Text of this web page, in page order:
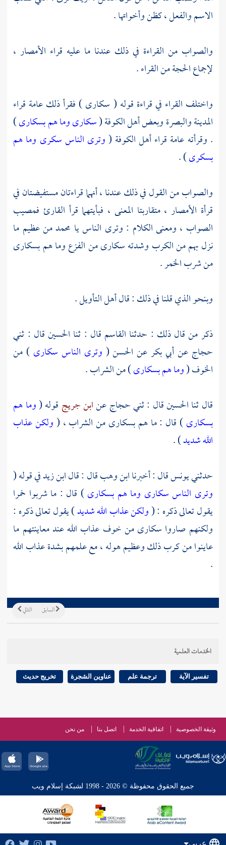
الاسم والفعل ، كظن وأخواتها .
والصواب من القراءة في ذلك عندنا ما عليه قراء الأمصار ،
لإجماع الحجة من القراء .
واختلف القراء في قراءة قوله ( سكارى ) فقرأ ذلك عامة قراء
المدينةوالبصرةوبعضأهل الكوفة(سكارى وما هم بسكارى)
. وقرأته عامة قراء أهل الكوفة (وترى الناس سكرى وما هم
بسكرى) .
والصواب من القول في ذلك عندنا ، أنهما قراءتان مستفيضتان في
قرأة الأمصار ، متقاربتا المعنى ، فبأيتهما قرأ القارئ فمصيب
الصواب ، ومعنى الكلام : وترى الناس يا محمد من عظيم ما
نزل بهم من الكرب وشدته سكارى من الفزع وما هم بسكارى
من شرب الخمر .
وبنحو الذي قلنا في ذلك : قال أهل التأويل .
ذكر من قال ذلك : حدثنا القاسم قال : ثنا الحسينقال : ثني
حجاجعنأبي بكرعن الحسن( وترى الناس سكارى ) من
الخوف (وما هم بسكارى) من الشراب .
قال ثناالحسينقال : ثنيحجاجعنابن جريج قوله (وما هم
بسكارى) قال : ما هم بسكارى من الشراب ، (ولكن عذاب
الله شديد) .
حدثنييونسقال : أخبرناابن وهبقال : قالابن زيدفي قوله (
وترى الناس سكارى وما هم بسكارى) قال : ما شربوا خمرا
يقول تعالى ذكره : (ولكن عذاب الله شديد) يقول تعالى ذكره :
ولكنهم صاروا سكارى من خوف عذاب الله عند معاينتهم ما
عاينوا من كرب ذلك وعظيم هوله ، مع علمهم بشدة عذاب الله
.
التالي السابق
الخدمات العلمية
تفسير الآية ترجمة علم عناوين الشجرة تخريج حديث
وثيقة الخصوصية اتفاقية الخدمة اتصل بنا من نحن
جميع الحقوق محفوظة © 2026 - 1998 لشبكة إسلام ويب